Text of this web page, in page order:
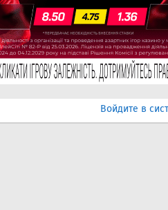
Войдите в